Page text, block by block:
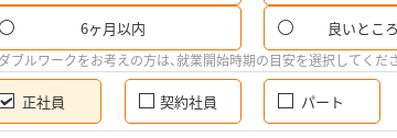
6ヶ月以内 良いとこ
ブルワークをお考えの方は、就業開始時期の目安を選択してくだ
正社員 契約社員 パート